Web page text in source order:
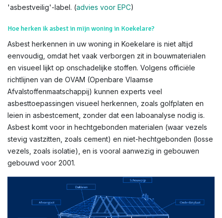
'asbestveilig'-label. (advies voor EPC)
Hoe herken ik asbest in mijn woning in Koekelare?
Asbest herkennen in uw woning in Koekelare is niet altijd
eenvoudig, omdat het vaak verborgen zit in bouwmaterialen
en visueel lijkt op onschadelijke stoffen. Volgens officiële
richtlijnen van de OVAM (Openbare Vlaamse
Afvalstoffenmaatschappij) kunnen experts veel
asbesttoepassingen visueel herkennen, zoals golfplaten en
leien in asbestcement, zonder dat een laboanalyse nodig is.
Asbest komt voor in hechtgebonden materialen (waar vezels
stevig vastzitten, zoals cement) en niet-hechtgebonden (losse
vezels, zoals isolatie), en is vooral aanwezig in gebouwen
gebouwd voor 2001.